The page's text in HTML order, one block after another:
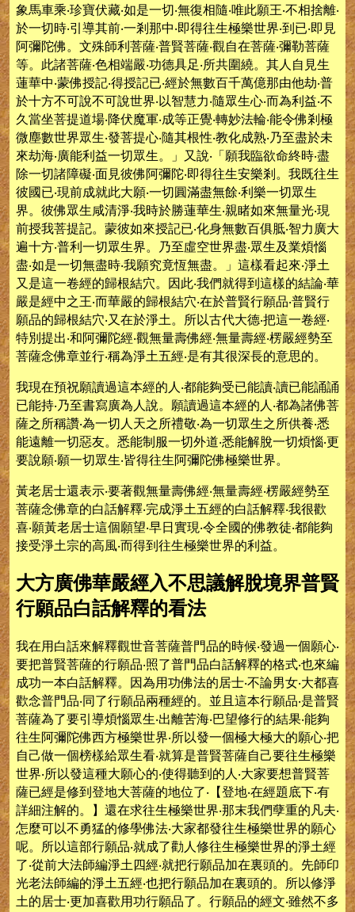
象馬車乘‧珍寶伏藏‧如是一切‧無復相隨‧唯此願王‧不相捨離‧
於一切時‧引導其前‧一剎那中‧即得往生極樂世界‧到已‧即見
阿彌陀佛。文殊師利菩薩‧普賢菩薩‧觀自在菩薩‧彌勒菩薩
等。此諸菩薩‧色相端嚴‧功德具足‧所共圍繞。其人自見生
蓮華中‧蒙佛授記‧得授記已‧經於無數百千萬億那由他劫‧普
於十方不可說不可說世界‧以智慧力‧隨眾生心‧而為利益‧不
久當坐菩提道場‧降伏魔軍‧成等正覺‧轉妙法輪‧能令佛剎極
微塵數世界眾生‧發菩提心‧隨其根性‧教化成熟‧乃至盡於未
來劫海‧廣能利益一切眾生。」又說‧「願我臨欲命終時‧盡
除一切諸障礙‧面見彼佛阿彌陀‧即得往生安樂剎。我既往生
彼國已‧現前成就此大願‧一切圓滿盡無餘‧利樂一切眾生
界。彼佛眾生咸清淨‧我時於勝蓮華生‧親睹如來無量光‧現
前授我菩提記。蒙彼如來授記已‧化身無數百俱胝‧智力廣大
遍十方‧普利一切眾生界。乃至虛空世界盡‧眾生及業煩惱
盡‧如是一切無盡時‧我願究竟恆無盡。」這樣看起來‧淨土
又是這一卷經的歸根結穴。因此‧我們就得到這樣的結論‧華
嚴是經中之王‧而華嚴的歸根結穴‧在於普賢行願品‧普賢行
願品的歸根結穴‧又在於淨土。所以古代大德‧把這一卷經‧
特別提出‧和阿彌陀經‧觀無量壽佛經‧無量壽經‧楞嚴經勢至
菩薩念佛章並行‧稱為淨土五經‧是有其很深長的意思的。
我現在預祝願讀過這本經的人‧都能夠受已能讀‧讀已能誦誦
已能持‧乃至書寫廣為人說。願讀過這本經的人‧都為諸佛菩
薩之所稱讚‧為一切人天之所禮敬‧為一切眾生之所供養‧悉
能遠離一切惡友。悉能制服一切外道‧悉能解脫一切煩惱‧更
要說願‧願一切眾生‧皆得往生阿彌陀佛極樂世界。
黃老居士還表示‧要著觀無量壽佛經‧無量壽經‧楞嚴經勢至
菩薩念佛章的白話解釋‧完成淨土五經的白話解釋‧我很歡
喜‧願黃老居士這個願望‧早日實現‧令全國的佛教徒‧都能夠
接受淨土宗的高風‧而得到往生極樂世界的利益。
大方廣佛華嚴經入不思議解脫境界普賢
行願品白話解釋的看法
我在用白話來解釋觀世音菩薩普門品的時候‧發過一個願心‧
要把普賢菩薩的行願品‧照了普門品白話解釋的格式‧也來編
成功一本白話解釋。因為用功佛法的居士‧不論男女‧大都喜
歡念普門品‧同了行願品兩種經的。並且這本行願品‧是普賢
菩薩為了要引導煩惱眾生‧出離苦海‧巴望修行的結果‧能夠
往生阿彌陀佛西方極樂世界‧所以發一個極大極大的願心‧把
自己做一個榜樣給眾生看‧就算是普賢菩薩自己要往生極樂
世界‧所以發這種大願心的‧使得聽到的人‧大家要想普賢菩
薩已經是修到登地大菩薩的地位了‧【登地‧在經題底下‧有
詳細注解的。】還在求往生極樂世界‧那末我們孽重的凡夫‧
怎麼可以不勇猛的修學佛法‧大家都發往生極樂世界的願心
呢。所以這部行願品‧就成了勸人修往生極樂世界的淨土經
了‧從前大法師編淨土四經‧就把行願品加在裏頭的。先師印
光老法師編的淨土五經‧也把行願品加在裏頭的。所以修淨
土的居士‧更加喜歡用功行願品了。行願品的經文‧雖然不多